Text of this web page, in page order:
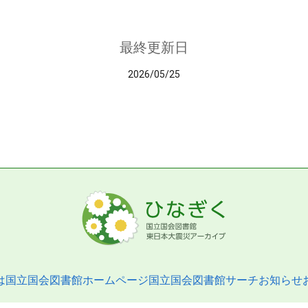
最終更新日
2026/05/25
国立国会図書館ホームページ国立国会図書館サーチお知らせ